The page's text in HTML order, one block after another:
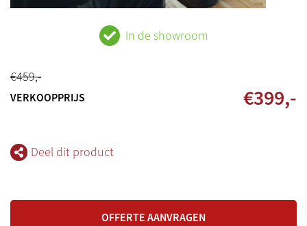
In de showroom
€459,-
VERKOOPPRIJS €399,-
Deel dit product
OFFERTE AANVRAGEN